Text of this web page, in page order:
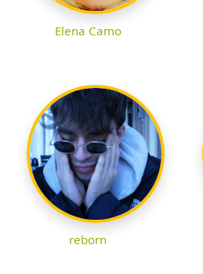
Elena Camo
reborn